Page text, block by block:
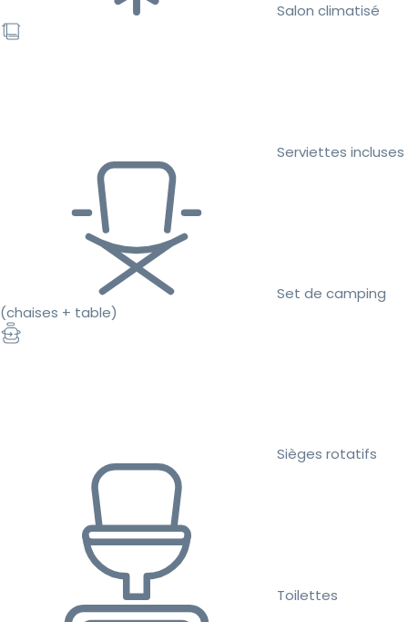
Salon climatisé
Serviettes incluses
Set de camping
(chaises + table)
Sièges rotatifs
Toilettes